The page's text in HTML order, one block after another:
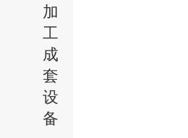
加
工
成
套
设
备